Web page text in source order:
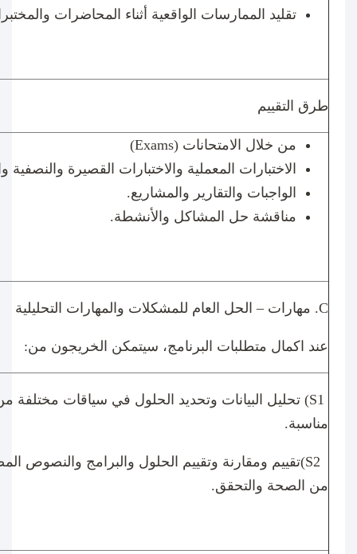
تقليد الممارسات الواقعية أثناء المحاضرات
طرق التقييم
من خلال الامتحانات (Exams
)
الاختبارات المعملية والاختبارات القصيرة والنصفية
الواجبات والتقارير والمشاريع.
مناقشة حل المشاكل والأنشطة.
C. مهارات – الحل العام للمشكلات والمهارات التحليلية
عند اكمال متطلبات البرنامج، سيتمكن الخريجون من:
(S1 تحليل البيانات وتحديد الحلول في سياقات مختلفة
مناسبة.
(S2تقييم ومقارنة وتقييم الحلول والبرامج والنصوص
من الصحة والتحقق.